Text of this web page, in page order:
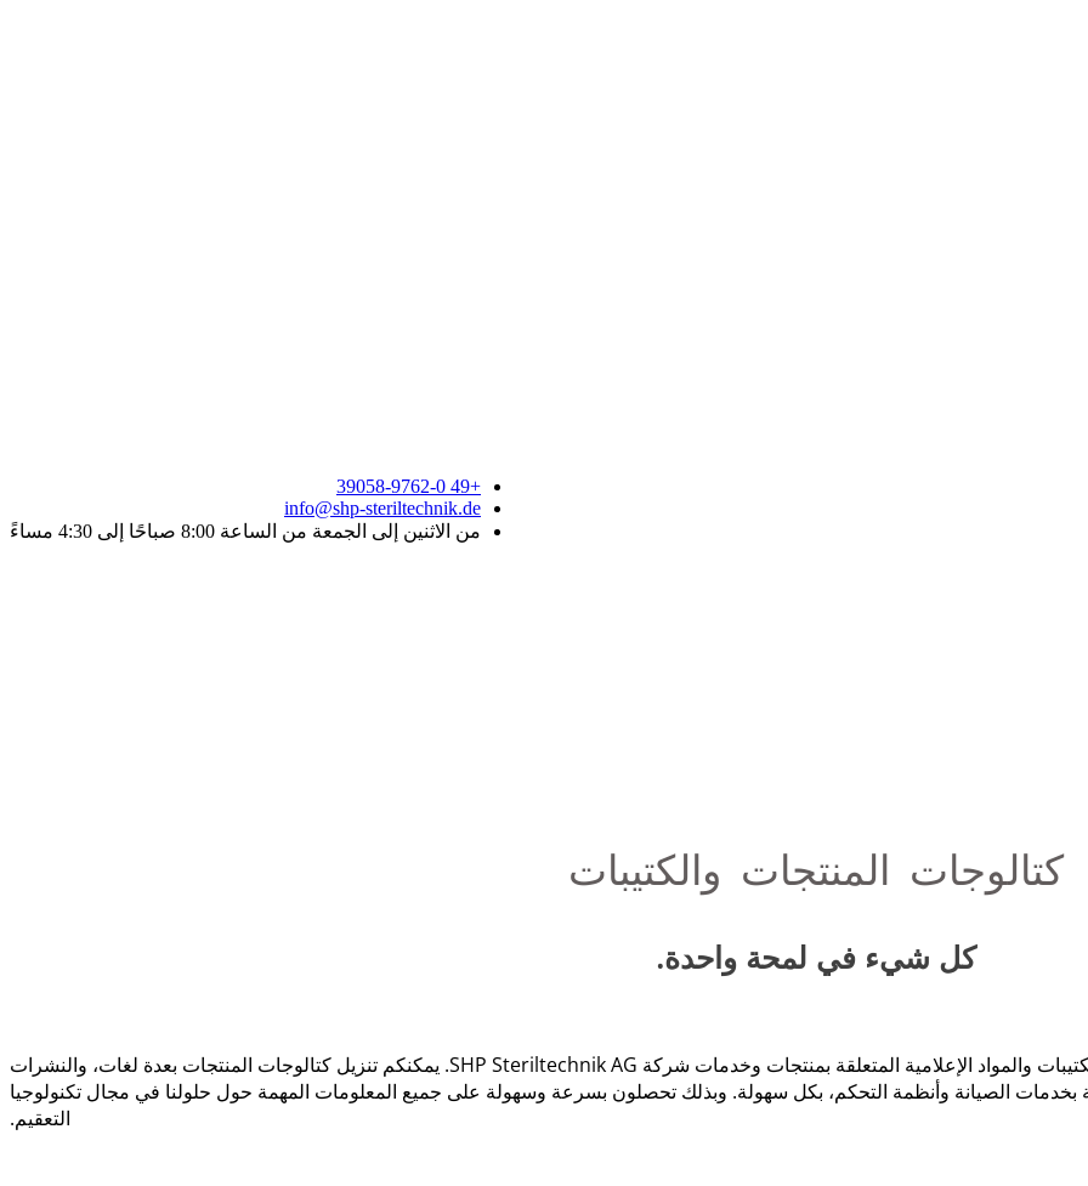
+49 39058-9762-0
info@shp-steriltechnik.de
من الاثنين إلى الجمعة من الساعة 8:00 صباحًا إلى 4:30 مساءً
كتالوجات المنتجات والكتيبات
كل شيء في لمحة واحدة.
ستجد في قسم التنزيلات لدينا مجموعة واسعة من الكتالوجات والكتيبات والمواد الإعلامية المتعلقة بمنتجات وخدمات شركة SHP Steriltechnik AG. يمكنكم تنزيل كتالوجات المنتجات بعدة لغات، والنشرات
بخدمات الصيانة وأنظمة التحكم، بكل سهولة. وبذلك تحصلون بسرعة وسهولة على جميع المعلومات المهمة حول حلولنا في مجال تكنولوجيا
التعقيم.